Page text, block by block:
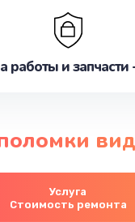
работы и запчасти
Услуга
Стоимость ремонта